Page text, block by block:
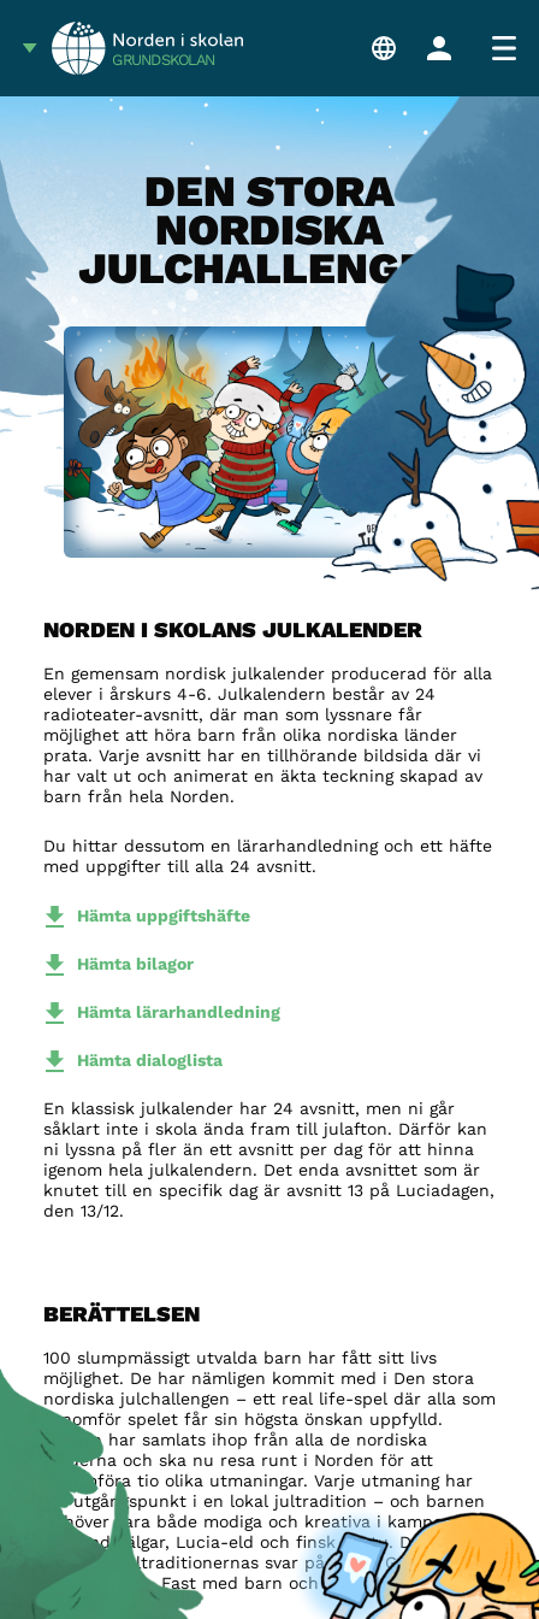
GRUNDSKOLAN
DEN STORA
NORDISKA
JULCHALLENGEN
NORDEN I SKOLANS JULKALENDER
En gemensam nordisk julkalender producerad för alla
elever i årskurs 4-6. Julkalendern består av 24
radioteater-avsnitt, där man som lyssnare får
möjlighet att höra barn från olika nordiska länder
prata. Varje avsnitt har en tillhörande bildsida där vi
har valt ut och animerat en äkta teckning skapad av
barn från hela Norden.
Du hittar dessutom en lärarhandledning och ett häfte
med uppgifter till alla 24 avsnitt.
Hämta uppgiftshäfte
Hämta bilagor
Hämta lärarhandledning
Hämta dialoglista
En klassisk julkalender har 24 avsnitt, men ni går
såklart inte i skola ända fram till julafton. Därför kan
ni lyssna på fler än ett avsnitt per dag för att hinna
igenom hela julkalendern. Det enda avsnittet som är
knutet till en specifik dag är avsnitt 13 på Luciadagen,
den 13/12.
BERÄTTELSEN
100 slumpmässigt utvalda barn har fått sitt livs
möjlighet. De har nämligen kommit med i Den stora
nordiska julchallengen – ett real life-spel där alla som
genomför spelet får sin högsta önskan uppfylld.
Barnen har samlats ihop från alla de nordiska
länderna och ska nu resa runt i Norden för att
genomföra tio olika utmaningar. Varje utmaning har
sin utgångspunkt i en lokal jultradition – och barnen
behöver vara både modiga och kreativa i kampen mot
berusade älgar, Lucia-eld och finsk bastu. Det är de
nordiska jultraditionernas svar på Squid Game och
Battle Royale. Fast med barn och inte riktigt lika
mycket blod.